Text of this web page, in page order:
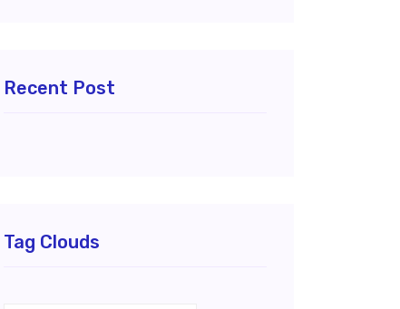
Recent Post
Tag Clouds